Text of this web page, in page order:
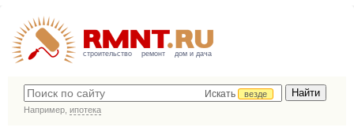
строительство ремонт дом и дача
Искать
везде
Например, ипотека